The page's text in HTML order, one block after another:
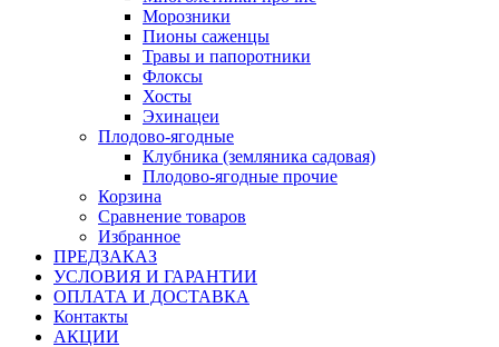
Морозники
Пионы саженцы
Травы и папоротники
Флоксы
Хосты
Эхинацеи
Плодово-ягодные
Клубника (земляника садовая)
Плодово-ягодные прочие
Корзина
Сравнение товаров
Избранное
ПРЕДЗАКАЗ
УСЛОВИЯ И ГАРАНТИИ
ОПЛАТА И ДОСТАВКА
Контакты
АКЦИИ